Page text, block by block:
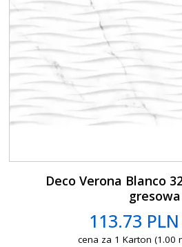
Deco Verona Blanco
gresowa
113.73
cena za 1 Karton (1.00